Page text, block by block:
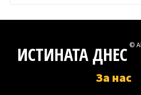
ИСТИНАТА ДНЕС ©
За нас